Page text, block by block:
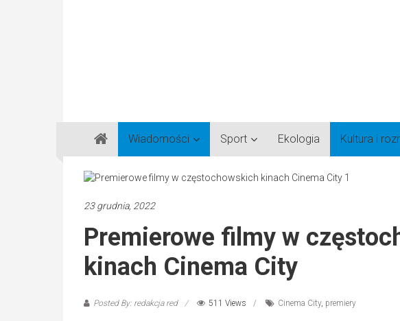
Gazeta
Regionalna
Częstochowa,
Lubliniec,
Wiadomości Sport Ekologia Kultura i
23 grudnia, 2022
Premierowe filmy w
kinach Cinema City
Posted By: redakcja red 511 Views Cinema City, premiery